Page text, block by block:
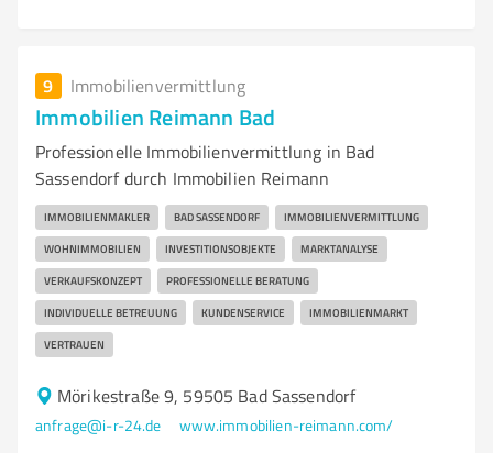
9 Immobilienvermittlung
Immobilien Reimann Bad
Professionelle Immobilienvermittlung in Bad
Sassendorf durch Immobilien Reimann
IMMOBILIENMAKLER BAD SASSENDORF IMMOBILIENVERMITTLUNG
WOHNIMMOBILIEN INVESTITIONSOBJEKTE MARKTANALYSE
VERKAUFSKONZEPT PROFESSIONELLE BERATUNG
INDIVIDUELLE BETREUUNG KUNDENSERVICE IMMOBILIENMARKT
VERTRAUEN
Mörikestraße 9, 59505 Bad Sassendorf
anfrage@i-r-24.de www.immobilien-reimann.com/